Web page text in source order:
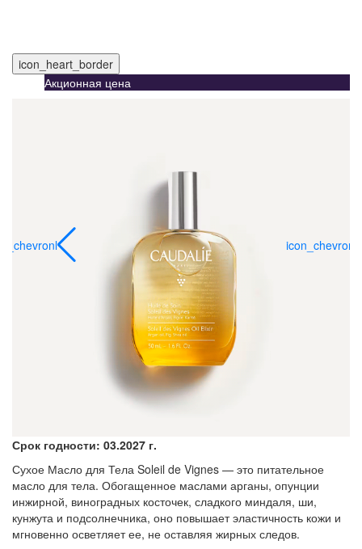
icon_heart_border
Акционная цена
icon_chevronl
Срок годности: 03.2027 г.
Сухое Масло для Тела Soleil de Vignes — это питательное
масло для тела. Обогащенное маслами арганы, опунции
инжирной, виноградных косточек, сладкого миндаля, ши,
кунжута и подсолнечника, оно повышает эластичность кожи и
мгновенно осветляет ее, не оставляя жирных следов.